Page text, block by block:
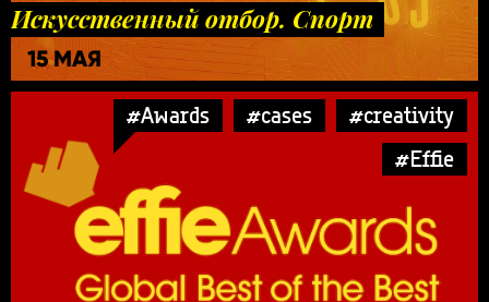
Искусственный отбор. Спорт
15 МАЯ
#Awards #cases
#creativity
#Effie